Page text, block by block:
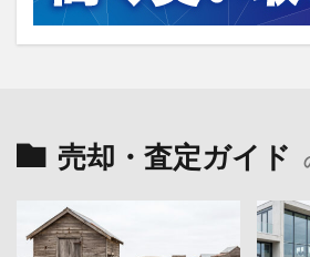
売却・査定ガイド